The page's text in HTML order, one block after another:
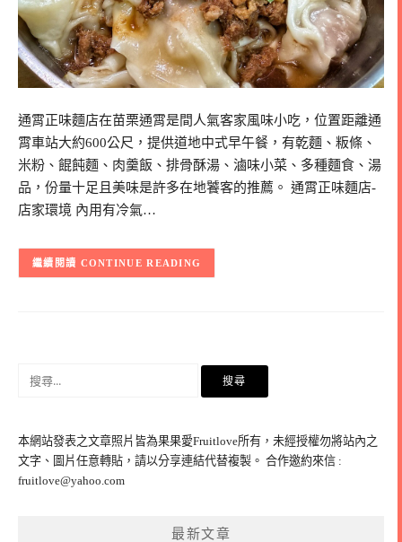
通霄正味麵店在苗栗通霄是間人氣客家風味小吃，位置距離通
霄車站大約600公尺，提供道地中式早午餐，有乾麵、粄條、
米粉、餛飩麵、肉羹飯、排骨酥湯、滷味小菜、多種麵食、湯
品，份量十足且美味是許多在地饕客的推薦。 通霄正味麵店-
店家環境 內用有冷氣…
CONTINUE READING
字:
本網站發表之文章照片皆為果果愛Fruitlove所有，未經授權勿將站內之
文字、圖片任意轉貼，請以分享連結代替複製。 合作邀約來信 :
fruitlove@yahoo.com
最新文章